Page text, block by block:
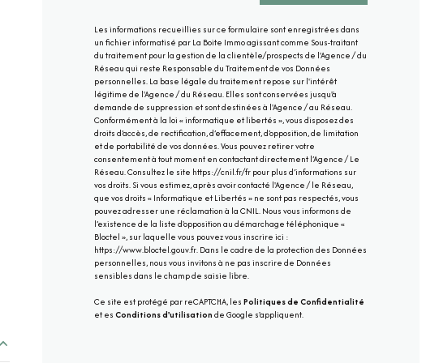
Les informations recueillies sur ce formulaire sont enregistrées dans
un fichier informatisé par La Boite Immo agissant comme Sous-traitant
du traitement pour la gestion de la clientèle/prospects de l'Agence / du
Réseau qui reste Responsable du Traitement de vos Données
personnelles. La base légale du traitement repose sur l'intérêt
légitime de l'Agence / du Réseau. Elles sont conservées jusqu'à
demande de suppression et sont destinées à l'Agence / au Réseau.
Conformément à la loi « informatique et libertés », vous disposez des
droits d’accès, de rectification, d’effacement, d’opposition, de limitation
et de portabilité de vos données. Vous pouvez retirer votre
consentement à tout moment en contactant directement l’Agence / Le
Réseau. Consultez le site https://cnil.fr/frpour plus d’informations sur
vos droits. Si vous estimez, après avoir contacté l'Agence / le Réseau,
que vos droits « Informatique et Libertés » ne sont pas respectés, vous
pouvez adresser une réclamation à la CNIL. Nous vous informons de
l’existence de la liste d'opposition au démarchage téléphonique «
Bloctel », sur laquelle vous pouvez vous inscrire ici :
https://www.bloctel.gouv.fr. Dans le cadre de la protection des Données
personnelles, nous vous invitons à ne pas inscrire de Données
sensibles dans le champ de saisie libre.
Ce site est protégé par reCAPTCHA, les Politiques de Confidentialité
et es Conditions d'utilisation de Google s'appliquent.